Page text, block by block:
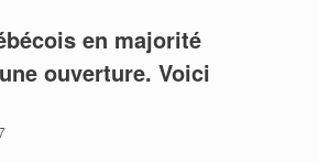
en majorité
ouverture. Voici